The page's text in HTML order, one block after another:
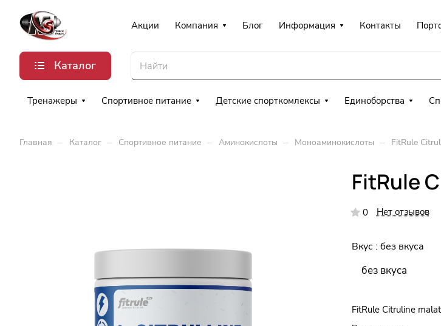
Акции Компания Блог Информация Контакты
Каталог
Тренажеры Спортивное питание Детские спорткомлексы Единоборства
Главная – Каталог – Спортивное питание – Аминокислоты – Моноаминокислоты – FitRule
FitRule
0 Нет отзывов
Вкус : без вкуса
без вкуса
FitRule Citruline